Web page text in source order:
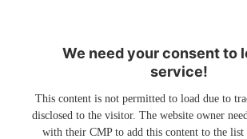
We need your consent to
service!
This content is not permitted to load due to
disclosed to the visitor. The website owner
with their CMP to add this content to the list